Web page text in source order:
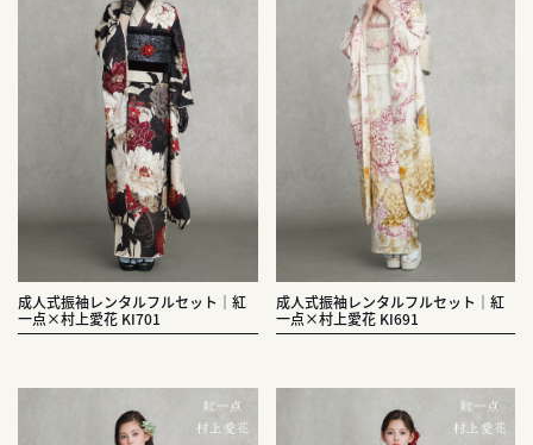
成人式振袖レンタルフルセット｜紅
一点×村上愛花 KI701
成人式振袖レンタルフルセット｜紅
一点×村上愛花 KI691